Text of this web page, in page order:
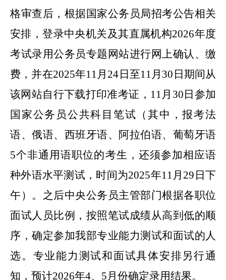
格审查后，根据国家公务员局招考公告相关
安排，登录中央机关及其直属机构2026年度
考试录用公务员专题网站进行网上确认、缴
费，并在2025年11月 24 日至11月 30 日 期间从
该网站自行下载打印准考证， 11月 30 日 参加
国家公务员公共科目笔试（其中，报考法
语、俄语、西班牙语、阿拉伯语、葡萄牙语
5个非通用语职位的考生，还须参加相应语
种外语水平测试，时间为2025年11月 29 日下
午）。
之后中央公务员主管部门根据各职位
面试人员比例，按照笔试成绩从高到低的顺
序，确定参加我部专业能力测试和面试的人
选。专业能力测试和面试具体安排另行通
知 ， 预计2026年4、 5月份确定录用结果。